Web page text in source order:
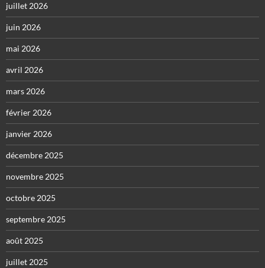
juillet 2026
juin 2026
mai 2026
avril 2026
mars 2026
février 2026
janvier 2026
décembre 2025
novembre 2025
octobre 2025
septembre 2025
août 2025
juillet 2025